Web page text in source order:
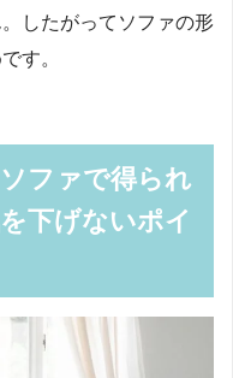
したがってソファの形
す。
ファで得られ
下げないポイ